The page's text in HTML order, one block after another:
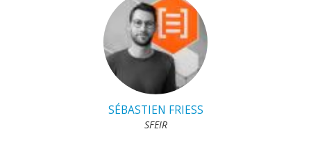
SÉBASTIEN FRIESS
SFEIR